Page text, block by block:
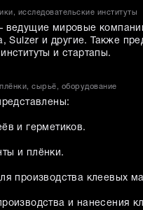
исследовательские институты
ведущие мировые
Sulzer и другие. Также
и стартапы.
сырьё, оборудование
и герметиков.
и плёнки.
производства клеевых
и нанесения